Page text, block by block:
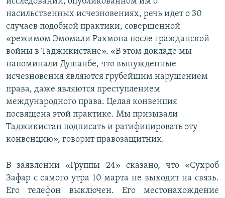
насильственных исчезновениях, речь идет о 30
случаев подобной практики, совершенной
«режимом Эмомали Рахмона после гражданской
войны в Таджикистане». «В этом докладе мы
напоминали Душанбе, что вынужденные
исчезновения являются грубейшим нарушением
права, даже являются преступлением
международного права. Целая конвенция
посвящена этой практике. Мы призывали
Таджикистан подписать и ратифицировать эту
конвенцию», говорит правозащитник.
В заявлении «Группы 24» сказано, что «Сухроб
Зафар с самого утра 10 марта не выходит на связь.
Его телефон выключен. Его местонахождение